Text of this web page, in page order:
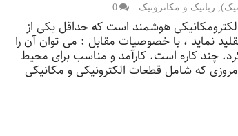
رباتیک و مکاترونیک 0
هوشمند است که حداقل یکی از
نماید ، با خصوصیات مقابل : می توان آن را
کرد. چند کاره است. کارآمد و مناسب برای محیط
که شامل قطعات الکترونیکی و مکانیکی